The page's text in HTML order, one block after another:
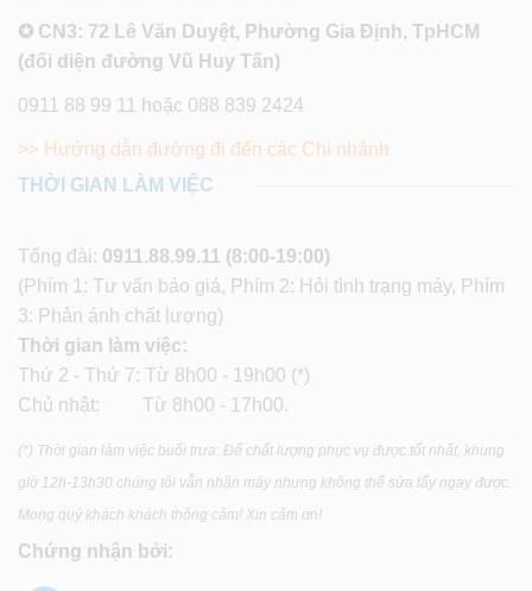
✪ CN3: 72 Lê Văn Duyệt, Phường Gia Định, TpHCM
(đối diện đường Vũ Huy Tấn)
0911 88 99 11 hoặc 088 839 2424
>> Hướng dẫn đường đi đến các Chi nhánh
THỜI GIAN LÀM VIỆC
Tổng đài: 0911.88.99.11 (8:00-19:00)
(Phím 1: Tư vấn báo giá, Phím 2: Hỏi tình trạng máy, Phím
3: Phản ánh chất lượng)
Thời gian làm việc:
Thứ 2 - Thứ 7: Từ 8h00 - 19h00 (*)
Chủ nhật: Từ 8h00 - 17h00.
(*) Thời gian làm việc buổi trưa: Để chất lượng phục vụ được tốt nhất, khung
giờ 12h-13h30 chúng tôi vẫn nhận máy nhưng không thể sửa lấy ngay được.
Mong quý khách khách thông cảm! Xin cảm ơn!
Chứng nhận bởi: